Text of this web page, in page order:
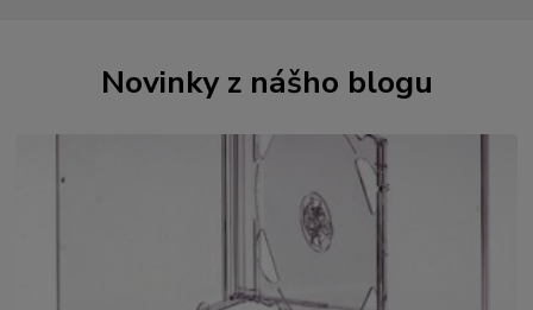
Novinky z nášho blogu